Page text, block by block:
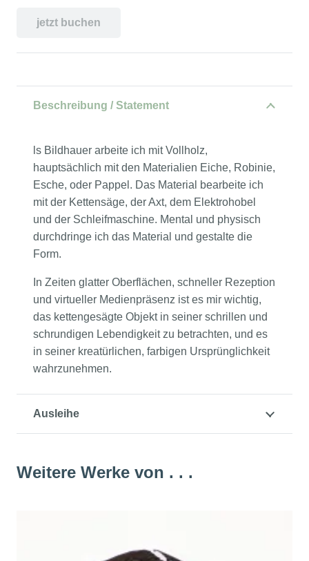
jetzt buchen
Beschreibung / Statement
ls Bildhauer arbeite ich mit Vollholz,
hauptsächlich mit den Materialien Eiche, Robinie,
Esche, oder Pappel. Das Material bearbeite ich
mit der Kettensäge, der Axt, dem Elektrohobel
und der Schleifmaschine. Mental und physisch
durchdringe ich das Material und gestalte die
Form.
In Zeiten glatter Oberflächen, schneller Rezeption
und virtueller Medienpräsenz ist es mir wichtig,
das kettengesägte Objekt in seiner schrillen und
schrundigen Lebendigkeit zu betrachten, und es
in seiner kreatürlichen, farbigen Ursprünglichkeit
wahrzunehmen.
Ausleihe
Weitere Werke von . . .